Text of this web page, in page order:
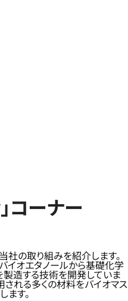
コーナー
社の取り組みを紹介します。
イオエタノールから基礎化学
製造する技術を開発していま
れる多くの材料をバイオマス
す。